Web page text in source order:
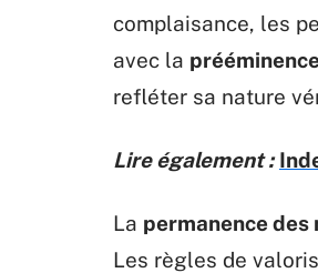
complaisance, les
avec la
refléter sa nature
Lire également :
La permanence des
Les règles de